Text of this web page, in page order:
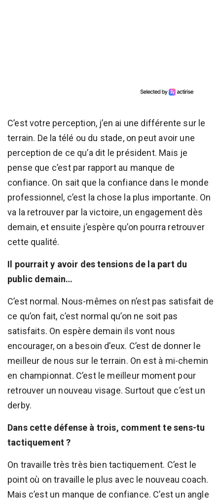
C’est votre perception, j’en ai une différente sur le
terrain. De la télé ou du stade, on peut avoir une
perception de ce qu’a dit le président. Mais je
pense que c’est par rapport au manque de
confiance. On sait que la confiance dans le monde
professionnel, c’est la chose la plus importante. On
va la retrouver par la victoire, un engagement dès
demain, et ensuite j’espère qu’on pourra retrouver
cette qualité.
Il pourrait y avoir des tensions de la part du
public demain…
C’est normal. Nous-mêmes on n’est pas satisfait de
ce qu’on fait, c’est normal qu’on ne soit pas
satisfaits. On espère demain ils vont nous
encourager, on a besoin d’eux. C’est de donner le
meilleur de nous sur le terrain. On est à mi-chemin
en championnat. C’est le meilleur moment pour
retrouver un nouveau visage. Surtout que c’est un
derby.
Dans cette défense à trois, comment te sens-tu
tactiquement ?
On travaille très très bien tactiquement. C’est le
point où on travaille le plus avec le nouveau coach.
Mais c’est un manque de confiance. C’est un angle